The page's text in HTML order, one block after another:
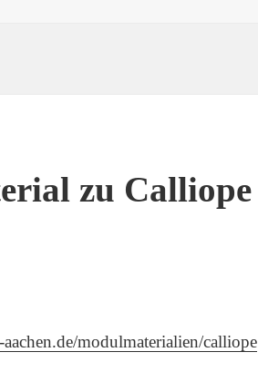
zu Calliope
modulmaterialien/calliope